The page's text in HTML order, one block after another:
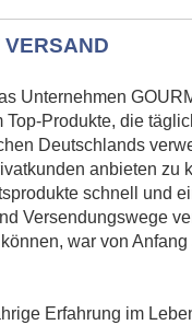
Unternehmen
Top-Produkte, die
Deutschlands
anbieten zu
schnell und
Versendungswege
war von
Erfahrung im